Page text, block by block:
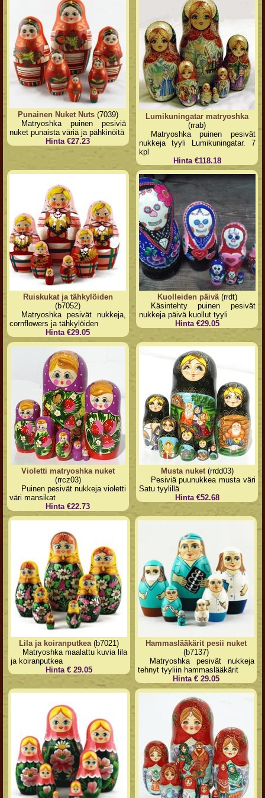
Punainen Nuket Nuts(7039)
Matryoshka puinen pesiviä
nuket punaista väriä ja pähkinöitä
Hinta €27.23
Lumikuningatar matryoshka
(rrab)
Matryoshka puinen pesivät
nukkeja tyyli Lumikuningatar. 7
kpl
Hinta €118.18
Ruiskukat ja tähkylöiden
(b7052)
Matryoshka pesivät nukkeja,
cornflowers ja tähkylöiden
Hinta €29.05
Kuolleiden päivä(rrdt)
Käsintehty puinen pesivät
nukkeja päivä kuollut tyyli
Hinta €29.05
Violetti matryoshka nuket
(rrcz03)
Puinen pesivät nukkeja violetti
väri mansikat
Hinta €22.73
Musta nuket(rrdd03)
Pesiviä puunukkea musta väri
Satu tyylillä
Hinta €52.68
Lila ja koiranputkea(b7021)
Matryoshka maalattu kuvia lila
ja koiranputkea
Hinta € 29.05
Hammaslääkärit pesii nuket
(b7137)
Matryoshka pesivät nukkeja
tehnyt tyyliin hammaslääkärit
Hinta € 29.05